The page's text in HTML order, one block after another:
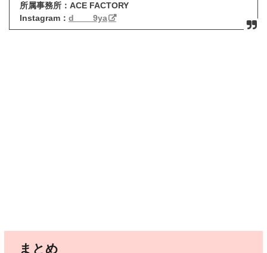
所属事務所：ACE FACTORY
Instagram： d____9ya
まとめ